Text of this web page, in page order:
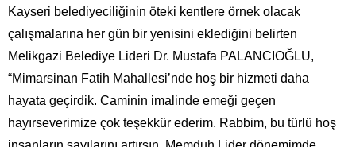
Kayseri belediyeciliğinin öteki kentlere örnek olacak
çalışmalarına her gün bir yenisini eklediğini belirten
Melikgazi Belediye Lideri Dr. Mustafa PALANCIOĞLU,
“Mimarsinan Fatih Mahallesi’nde hoş bir hizmeti daha
hayata geçirdik. Caminin imalinde emeği geçen
hayırseverimize çok teşekkür ederim. Rabbim, bu türlü hoş